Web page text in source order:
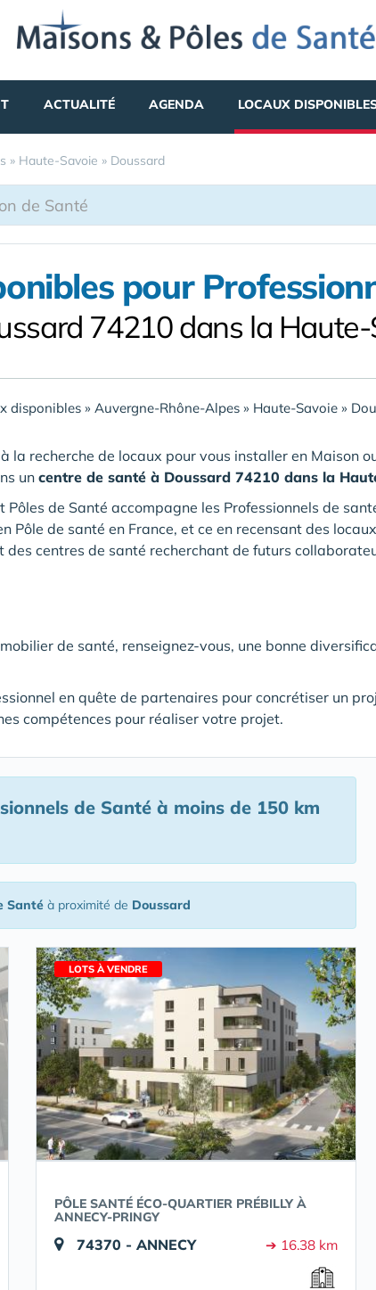
ACTUALITÉ AGENDA LOCAUX
» Haute-Savoie » Doussard
pour
74210 dans la
disponibles » Auvergne-Rhône-Alpes » Haute-Savoie »
la recherche de locaux pour vous installer en Maison
uncentre de santé à Doussard 74210 dans la
Pôles de Santé accompagne les Professionnels de
Pôle de santé en France, et ce en recensant des
des centres de santé recherchant de futurs
de santé, renseignez-vous, une bonne
en quête de partenaires pour concrétiser un
compétences pour réaliser votre projet.
de Santé à moins de 150 km
Santé à proximité de Doussard
LOTS À VENDRE
PÔLE SANTÉ ÉCO-QUARTIER PRÉBILLY À
ANNECY-PRINGY
74370 - ANNECY ➔ 16.38 km